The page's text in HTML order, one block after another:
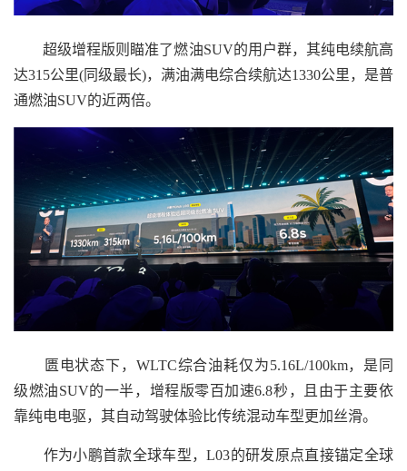
超级增程版则瞄准了燃油SUV的用户群，其纯电续航高
达315公里(同级最长)，满油满电综合续航达1330公里，是普
通燃油SUV的近两倍。
匮电状态下，WLTC综合油耗仅为5.16L/100km，是同
级燃油SUV的一半，增程版零百加速6.8秒，且由于主要依
靠纯电电驱，其自动驾驶体验比传统混动车型更加丝滑。
作为小鹏首款全球车型，L03的研发原点直接锚定全球